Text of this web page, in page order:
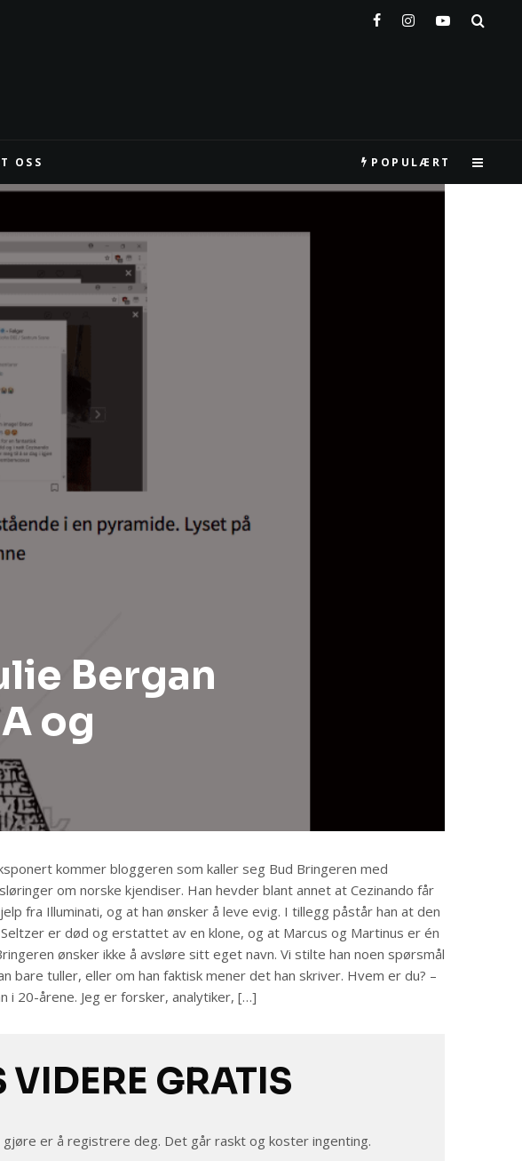
OSS POPULÆRT
Bergan
og
kommer bloggeren som kaller seg Bud Bringeren med
om norske kjendiser. Han hevder blant annet at Cezinando får
fra Illuminati, og at han ønsker å leve evig. I tillegg påstår han at den
er død og erstattet av en klone, og at Marcus og Martinus er én
ønsker ikke å avsløre sitt eget navn. Vi stilte han noen spørsmål
bare tuller, eller om han faktisk mener det han skriver. Hvem er du? –
i 20-årene. Jeg er forsker, analytiker, […]
VIDERE GRATIS
gjøre er å registrere deg. Det går raskt og koster ingenting.